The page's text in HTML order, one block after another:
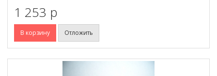
1 253 p
В корзину Отложить